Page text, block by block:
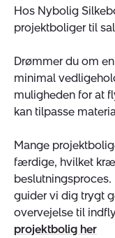
Hos Nybolig
projektboliger til
Drømmer du om
minimal
muligheden for at
kan tilpasse
Mange
færdige, hvilket
beslutningsproces.
guider vi dig trygt
overvejelse til
projektbolig her